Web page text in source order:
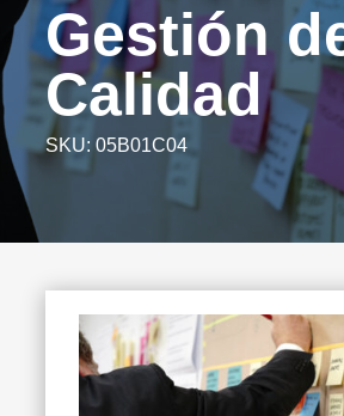
Gestión
Calidad
SKU:05B01C04